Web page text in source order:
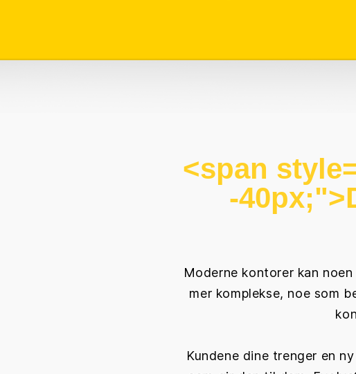
<span
-40px;">
Moderne kontorer kan
mer komplekse, noe som
Kundene dine trenger en